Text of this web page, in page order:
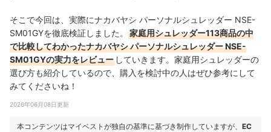
そこで今回は、実際にナカバヤシ パーソナルシュレッダー NSE-
SM01GYを徹底検証しました。
家庭用シュレッダー113商品の中
で比較してわかったナカバヤシ パーソナルシュレッダー NSE-
SM01GYの実力をレビュー していきます。家庭用シュレッダーの
選び方も紹介しているので、購入を検討中の人はぜひ参考にして
みてくださいね！
2026年06月08日更新
本コンテンツはマイベストが独自の基準に基づき制作していますが、 EC